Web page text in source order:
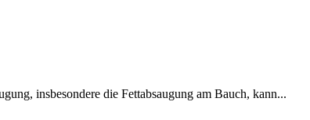
insbesondere die Fettabsaugung am Bauch, kann...